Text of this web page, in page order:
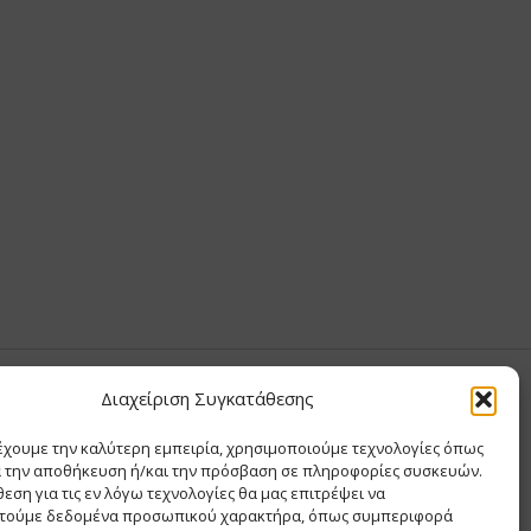
Διαχείριση Συγκατάθεσης
την καλύτερη εμπειρία, χρησιμοποιούμε τεχνολογίες όπως
την αποθήκευση ή/και την πρόσβαση σε πληροφορίες συσκευών.
για τις εν λόγω τεχνολογίες θα μας επιτρέψει να
δεδομένα προσωπικού χαρακτήρα, όπως συμπεριφορά
Θ ΚΑΙ ΣΙΑ ΜΟΝΟΠΡΟΣΩΠΗ ΙΚΕ